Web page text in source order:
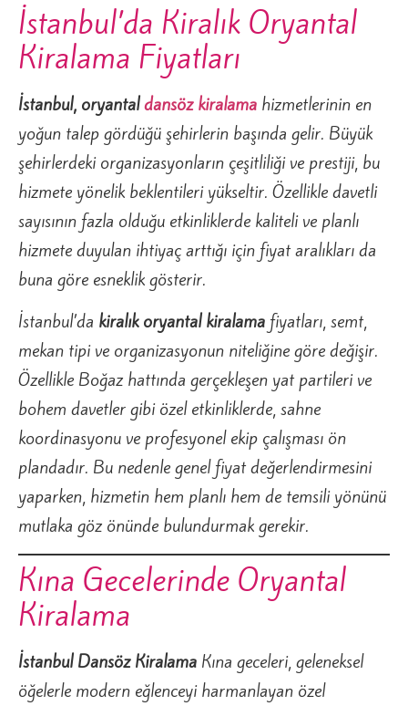
İstanbul’da Kiralık Oryantal
Kiralama Fiyatları
İstanbul, oryantaldansöz kiralama hizmetlerinin en
yoğun talep gördüğü şehirlerin başında gelir. Büyük
şehirlerdeki organizasyonların çeşitliliği ve prestiji, bu
hizmete yönelik beklentileri yükseltir. Özellikle davetli
sayısının fazla olduğu etkinliklerde kaliteli ve planlı
hizmete duyulan ihtiyaç arttığı için fiyat aralıkları da
buna göre esneklik gösterir.
İstanbul’da kiralık oryantal kiralama fiyatları, semt,
mekan tipi ve organizasyonun niteliğine göre değişir.
Özellikle Boğaz hattında gerçekleşen yat partileri ve
bohem davetler gibi özel etkinliklerde, sahne
koordinasyonu ve profesyonel ekip çalışması ön
plandadır. Bu nedenle genel fiyat değerlendirmesini
yaparken, hizmetin hem planlı hem de temsili yönünü
mutlaka göz önünde bulundurmak gerekir.
Kına Gecelerinde Oryantal
Kiralama
İstanbul Dansöz Kiralama Kına geceleri, geleneksel
öğelerle modern eğlenceyi harmanlayan özel